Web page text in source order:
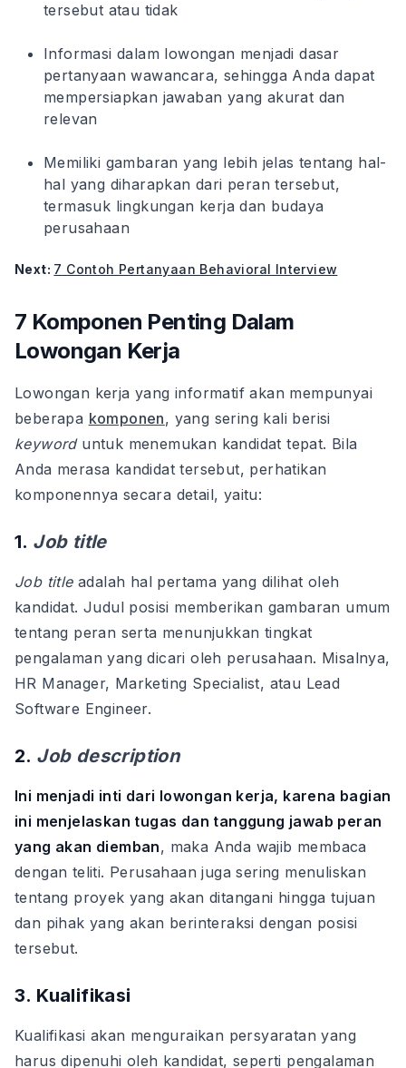
tersebut atau tidak
Informasi dalam lowongan menjadi dasar
pertanyaan wawancara, sehingga Anda dapat
mempersiapkan jawaban yang akurat dan
relevan
Memiliki gambaran yang lebih jelas tentang hal-
hal yang diharapkan dari peran tersebut,
termasuk lingkungan kerja dan budaya
perusahaan
Next: 7 Contoh Pertanyaan Behavioral Interview
7 Komponen Penting Dalam
Lowongan Kerja
Lowongan kerja yang informatif akan mempunyai
beberapa komponen, yang sering kali berisi
keyworduntuk menemukan kandidat tepat. Bila
Anda merasa kandidat tersebut, perhatikan
komponennya secara detail, yaitu:
1. Job title
Job titleadalah hal pertama yang dilihat oleh
kandidat. Judul posisi memberikan gambaran umum
tentang peran serta menunjukkan tingkat
pengalaman yang dicari oleh perusahaan. Misalnya,
HR Manager, Marketing Specialist, atau Lead
Software Engineer.
2. Job description
Ini menjadi inti dari lowongan kerja, karena bagian
ini menjelaskan tugas dan tanggung jawab peran
yang akan diemban, maka Anda wajib membaca
dengan teliti. Perusahaan juga sering menuliskan
tentang proyek yang akan ditangani hingga tujuan
dan pihak yang akan berinteraksi dengan posisi
tersebut.
3. Kualifikasi
Kualifikasi akan menguraikan persyaratan yang
harus dipenuhi oleh kandidat, seperti pengalaman